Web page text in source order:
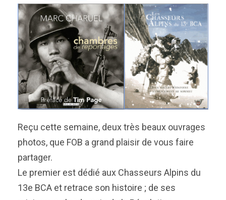
Reçu cette semaine, deux très beaux ouvrages
photos, que FOB a grand plaisir de vous faire
partager.
Le premier est dédié aux Chasseurs Alpins du
13e BCA et retrace son histoire ; de ses